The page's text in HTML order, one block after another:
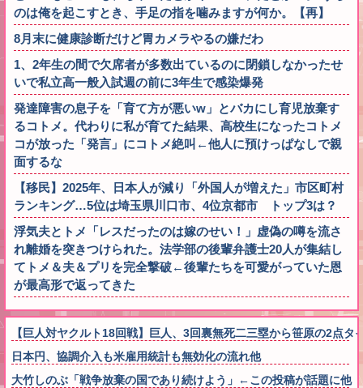
のは俺を起こすとき、手足の指を噛みますが何か。【再】
8月末に健康診断だけど胃カメラやるの嫌だわ
1、2年生の間で欠席者が多数出ているのに閉鎖しなかったせ
いで私立高一般入試週の前に3年生で感染爆発
発達障害の息子を「育て方が悪いw」とバカにし育児放棄す
るコトメ。代わりに私が育てた結果、高校生になったコトメ
コが放った「発言」にコトメ絶叫←他人に預けっぱなしで親
面するな
【移民】2025年、日本人が減り「外国人が増えた」市区町村
ランキング…5位は埼玉県川口市、4位京都市 トップ3は？
浮気夫とトメ「レスだったのは嫁のせい！」虚偽の噂を流さ
れ離婚を突きつけられた。法学部の後輩弁護士20人が集結し
てトメ＆夫＆プリを完全撃破←後輩たちを可愛がっていた恩
が最高形で返ってきた
【巨人対ヤクルト18回戦】巨人、3回裏無死二三塁から笹原の2点
日本円、協調介入も米雇用統計も無効化の流れ他
大竹しのぶ「戦争放棄の国であり続けよう」←この投稿が話題に他